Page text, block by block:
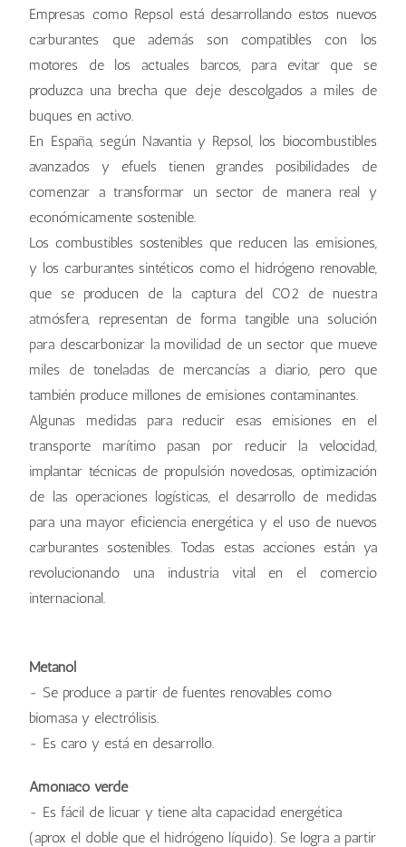
Empresas como Repsol está desarrollando estos nuevos
carburantes que además son compatibles con los
motores de los actuales barcos, para evitar que se
produzca una brecha que deje descolgados a miles de
buques en activo.
En España, según Navantia y Repsol, los biocombustibles
avanzados y efuels tienen grandes posibilidades de
comenzar a transformar un sector de manera real y
económicamente sostenible.
Los combustibles sostenibles que reducen las emisiones,
y los carburantes sintéticos como el hidrógeno renovable,
que se producen de la captura del CO2 de nuestra
atmósfera, representan de forma tangible una solución
para descarbonizar la movilidad de un sector que mueve
miles de toneladas de mercancías a diario, pero que
también produce millones de emisiones contaminantes.
Algunas medidas para reducir esas emisiones en el
transporte marítimo pasan por reducir la velocidad,
implantar técnicas de propulsión novedosas, optimización
de las operaciones logísticas, el desarrollo de medidas
para una mayor eficiencia energética y el uso de nuevos
carburantes sostenibles. Todas estas acciones están ya
revolucionando una industria vital en el comercio
internacional.
Metanol
- Se produce a partir de fuentes renovables como
biomasa y electrólisis.
- Es caro y está en desarrollo.
Amoníaco verde
- Es fácil de licuar y tiene alta capacidad energética
(aprox el doble que el hidrógeno líquido). Se logra a partir